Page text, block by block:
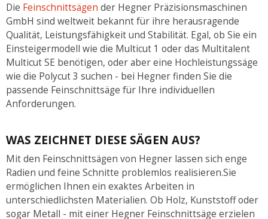
Die Feinschnittsägen der Hegner Präzisionsmaschinen
GmbH sind weltweit bekannt für ihre herausragende
Qualität, Leistungsfähigkeit und Stabilität. Egal, ob Sie ein
Einsteigermodell wie die Multicut 1 oder das Multitalent
Multicut SE benötigen, oder aber eine Hochleistungssäge
wie die Polycut 3 suchen - bei Hegner finden Sie die
passende Feinschnittsäge für Ihre individuellen
Anforderungen.
WAS ZEICHNET DIESE SÄGEN AUS?
Mit den Feinschnittsägen von Hegner lassen sich enge
Radien und feine Schnitte problemlos realisieren.Sie
ermöglichen Ihnen ein exaktes Arbeiten in
unterschiedlichsten Materialien. Ob Holz, Kunststoff oder
sogar Metall - mit einer Hegner Feinschnittsäge erzielen